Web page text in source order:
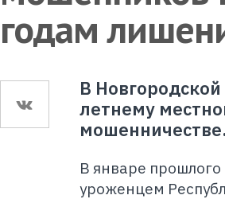
годам
В
летнему
мошенничестве.
В январе
уроженцем